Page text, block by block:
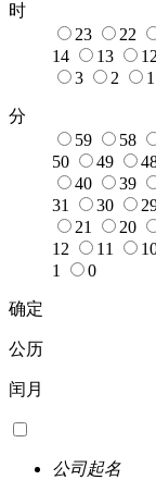
时
23
22
14
13 12
3
2 1
分
59
58
50
49
40
39
31
30
21
20
12
11
1
0
确定
公历
闰月
公司起名